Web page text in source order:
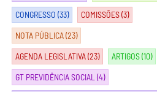
CONGRESSO (33) COMISSÕES(3)
NOTA PÚBLICA(23)
AGENDA LEGISLATIVA(23) ARTIGOS(10)
GT PREVIDÊNCIA SOCIAL (4)